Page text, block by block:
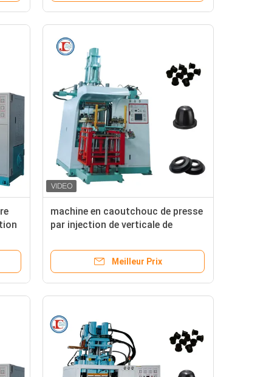
machine en caoutchouc de presse
par injection de verticale de
caoutchouc de moulage
Meilleur Prix